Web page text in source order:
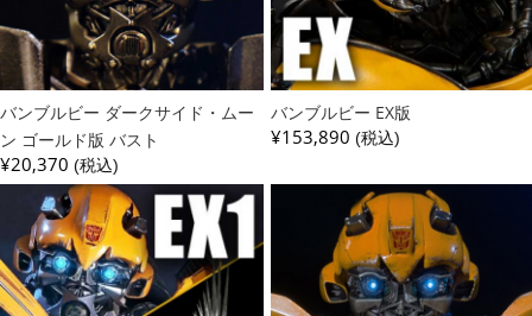
バンブルビー ダークサイド・ムー
ン ゴールド版 バスト
¥20,370 (税込)
バンブルビー EX版
¥153,890 (税込)